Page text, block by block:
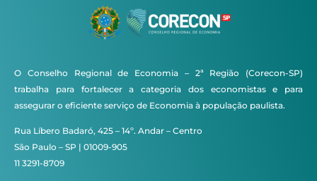
O Conselho Regional de Economia – 2ª Região (Corecon-SP)
trabalha para fortalecer a categoria dos economistas e para
assegurar o eficiente serviço de Economia à população paulista.
Rua Líbero Badaró, 425 – 14º. Andar – Centro
São Paulo – SP | 01009-905
11 3291-8709